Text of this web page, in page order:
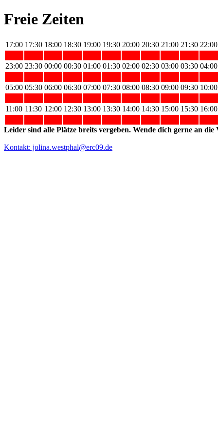
Freie Zeiten
17:00 17:30 18:00 18:30 19:00 19:30 20:00 20:30 21:00 21:30 22:00
23:00 23:30 00:00 00:30 01:00 01:30 02:00 02:30 03:00 03:30 04:00
05:00 05:30 06:00 06:30 07:00 07:30 08:00 08:30 09:00 09:30 10:00
11:00 11:30 12:00 12:30 13:00 13:30 14:00 14:30 15:00 15:30 16:00
Leider sind alle Plätze breits vergeben. Wende dich gerne an
Kontakt: jolina.westphal@erc09.de